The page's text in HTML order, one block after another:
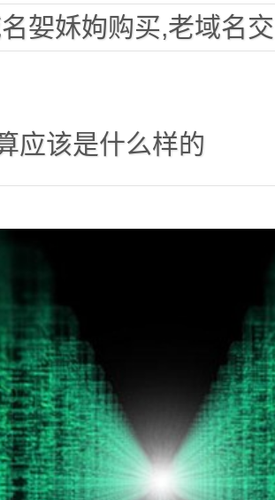
买,老域名交易出售,已备案域名,百
应该是什么样的